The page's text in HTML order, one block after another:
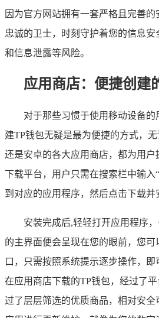
因为官方网站拥有一套严格且完善
忠诚的卫士，时刻守护着您的信息
和信息泄露等风险。
应用商店：便捷创建
对于那些习惯于使用移动设备的
建TP钱包无疑是最为便捷的方式，无
还是安卓的各大应用商店，都为用
下载平台，用户只需在搜索栏中输入
到对应的应用程序，然后点击下载并
安装完成后,轻轻打开应用程序
的主界面便会呈现在您的眼前，您可
口，只需按照系统提示逐步操作，即
在应用商店下载的TP钱包，经过了
过了层层筛选的优质商品，相对安